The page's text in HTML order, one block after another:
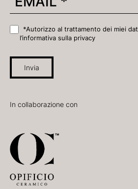
*Autorizzo al trattamento dei miei
l’informativa sulla privacy
Invia
In collaborazione con